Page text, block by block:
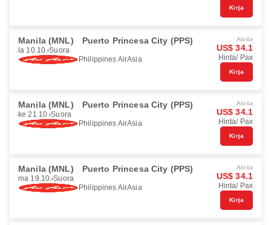
Kirja
Manila (MNL) Puerto Princesa City (PPS)
la 10.10. Suora
Philippines AirAsia
Aloita
US$ 34.1
Hinta/ Pax
Kirja
Manila (MNL) Puerto Princesa City (PPS)
ke 21.10. Suora
Philippines AirAsia
Aloita
US$ 34.1
Hinta/ Pax
Kirja
Manila (MNL) Puerto Princesa City (PPS)
ma 19.10. Suora
Philippines AirAsia
Aloita
US$ 34.1
Hinta/ Pax
Kirja